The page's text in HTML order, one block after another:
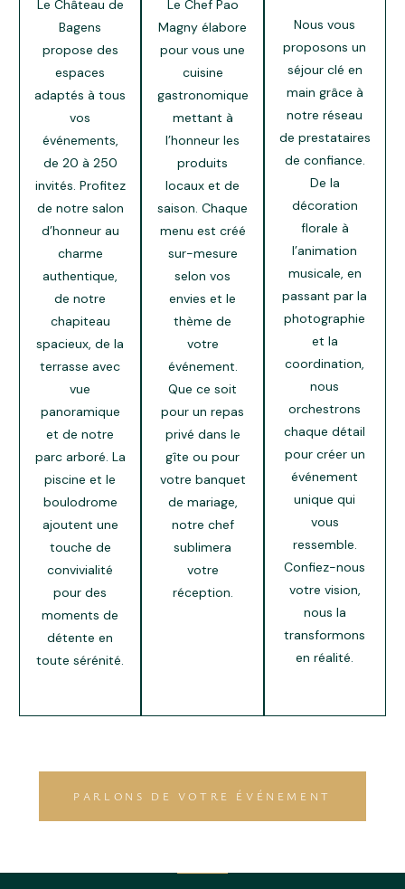
Le Château de
Bagens
propose des
espaces
adaptés à tous
vos
événements,
de 20 à 250
invités. Profitez
de notre salon
d’honneur au
charme
authentique,
de notre
chapiteau
spacieux, de la
terrasse avec
vue
panoramique
et de notre
parc arboré. La
piscine et le
boulodrome
ajoutent une
touche de
convivialité
pour des
moments de
détente en
toute sérénité.
Le Chef Pao
Magny élabore
pour vous une
cuisine
gastronomique
mettant à
l’honneur les
produits
locaux et de
saison. Chaque
menu est créé
sur-mesure
selon vos
envies et le
thème de
votre
événement.
Que ce soit
pour un repas
privé dans le
gîte ou pour
votre banquet
de mariage,
notre chef
sublimera
votre
réception.
Nous vous
proposons un
séjour clé en
main grâce à
notre réseau
de prestataires
de confiance.
De la
décoration
florale à
l’animation
musicale, en
passant par la
photographie
et la
coordination,
nous
orchestrons
chaque détail
pour créer un
événement
unique qui
vous
ressemble.
Confiez-nous
votre vision,
nous la
transformons
en réalité.
PARLONS DE VOTRE ÉVÉNEMENT